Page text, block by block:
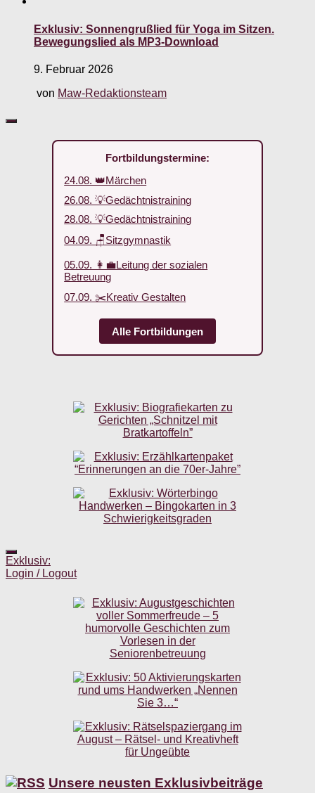
Exklusiv: Sonnengrußlied für Yoga im Sitzen.
Bewegungslied als MP3-Download
9. Februar 2026
von Maw-Redaktionsteam
Fortbildungstermine:
24.08. 👑Märchen
26.08. 💡Gedächtnistraining
28.08. 💡Gedächtnistraining
04.09. 🪑Sitzgymnastik
05.09. 👩‍💼Leitung der sozialen
Betreuung
07.09. ✂️Kreativ Gestalten
Alle Fortbildungen
Exklusiv:
Login / Logout
Unsere neusten Exklusivbeiträge